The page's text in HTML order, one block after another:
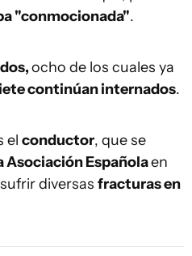
"conmocionada".
ocho de los cuales ya
continúan internados.
el conductor, que se
Asociación Españolaen
diversas fracturas en